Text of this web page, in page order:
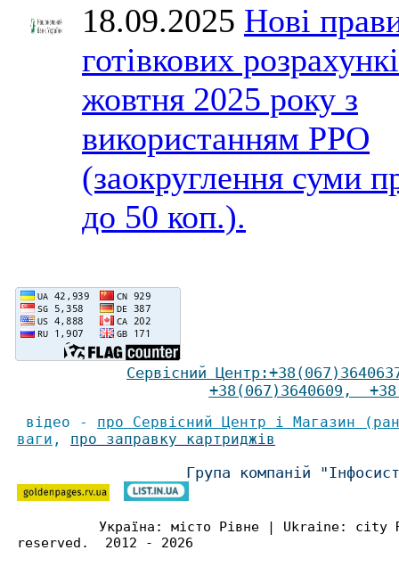
18.09.2025 Нові
готівкових
жовтня 2025 року з
використанням РРО
(заокруглення суми
до 50 коп.).
Сервісний Центр :+38(067)
+38(067)3640609 ,
відео - про Сервісний Центр і Магазин
ваги , про заправку картриджів
Група компаній
Україна: місто Рівне | Ukraine:
reserved. 2012 - 2026